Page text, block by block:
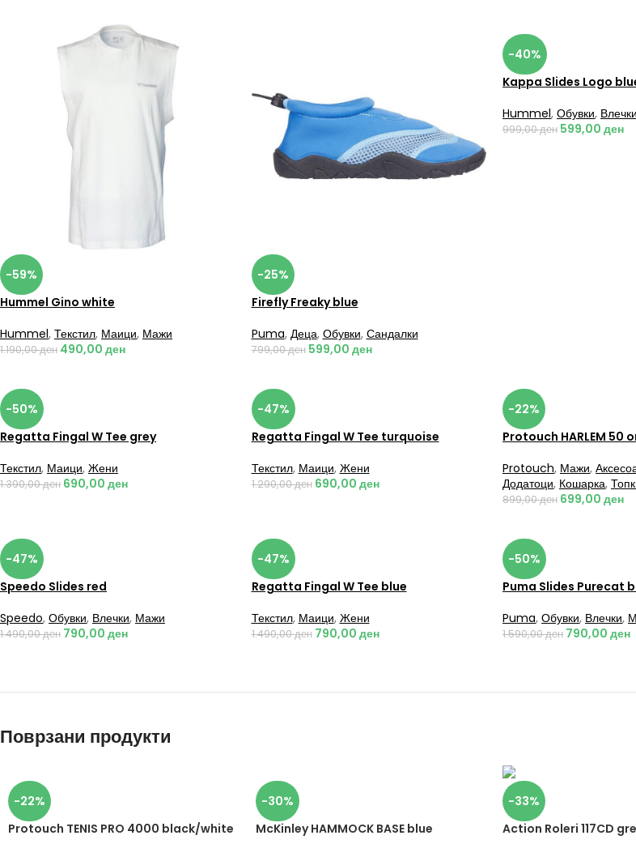
-59%
Hummel Gino white
Hummel, Текстил, Маици, Мажи
1.190,00ден 490,00 ден
-25%
Firefly Freaky blue
Puma, Деца, Обувки, Сандалки
799,00ден 599,00 ден
-40%
Kappa Slides Logo
Hummel, Обувки, Влечки
999,00ден 599,00 ден
-50%
Regatta Fingal W Tee grey
Текстил, Маици, Жени
1.390,00ден 690,00 ден
-47%
Regatta Fingal W Tee turquoise
Текстил, Маици, Жени
1.290,00ден 690,00 ден
-22%
Protouch HARLEM 50
Protouch, Мажи,
Додатоци, Кошарка,
899,00ден 699,00 ден
-47%
Speedo Slides red
Speedo, Обувки, Влечки, Мажи
1.490,00ден 790,00 ден
-47%
Regatta Fingal W Tee blue
Текстил, Маици, Жени
1.490,00ден 790,00 ден
-50%
Puma Slides Purecat
Puma, Обувки, Влечки,
1.590,00ден 790,00 ден
Поврзани продукти
-22%
Protouch TENIS PRO 4000 black/white
-30%
McKinley HAMMOCK BASE blue
-33%
Action Roleri 117CD